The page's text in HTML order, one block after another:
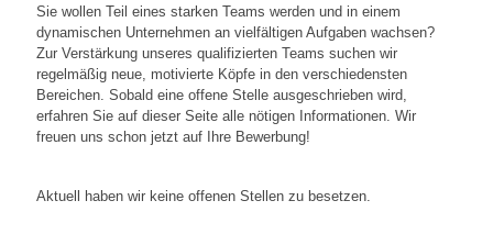
Sie wollen Teil eines starken Teams werden und in einem
dynamischen Unternehmen an vielfältigen Aufgaben wachsen?
Zur Verstärkung unseres qualifizierten Teams suchen wir
regelmäßig neue, motivierte Köpfe in den verschiedensten
Bereichen. Sobald eine offene Stelle ausgeschrieben wird,
erfahren Sie auf dieser Seite alle nötigen Informationen. Wir
freuen uns schon jetzt auf Ihre Bewerbung!
Aktuell haben wir keine offenen Stellen zu besetzen.